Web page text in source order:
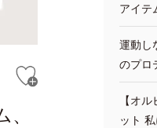
アイテ
運動し
のプロ
【オ
ット